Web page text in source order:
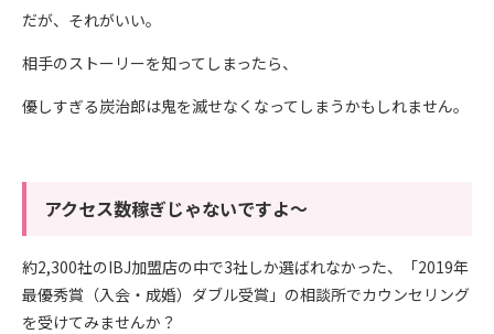
だが、それがいい。
相手のストーリーを知ってしまったら、
優しすぎる炭治郎は鬼を滅せなくなってしまうかもしれません。
アクセス数稼ぎじゃないですよ～
約2,300社のIBJ加盟店の中で3社しか選ばれなかった、「2019年
最優秀賞（入会・成婚）ダブル受賞」の相談所でカウンセリング
を受けてみませんか？